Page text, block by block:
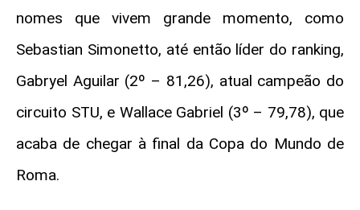
nomes que vivem grande momento, como
Sebastian Simonetto, até então líder do ranking,
Gabryel Aguilar (2º – 81,26), atual campeão do
circuito STU, e Wallace Gabriel (3º – 79,78), que
acaba de chegar à final da Copa do Mundo de
Roma.